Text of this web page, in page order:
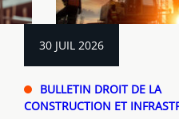
30 JUIL 2026
BULLETIN DROIT DE LA
CONSTRUCTION ET